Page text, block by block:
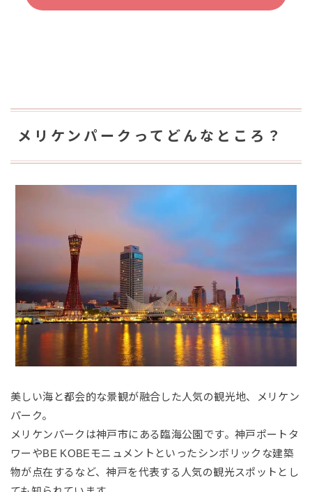
メリケンパークってどんなところ？
美しい海と都会的な景観が融合した人気の観光地、メリケン
パーク。
メリケンパークは神戸市にある臨海公園です。神戸ポートタ
ワーやBE KOBEモニュメントといったシンボリックな建築
物が点在するなど、神戸を代表する人気の観光スポットとし